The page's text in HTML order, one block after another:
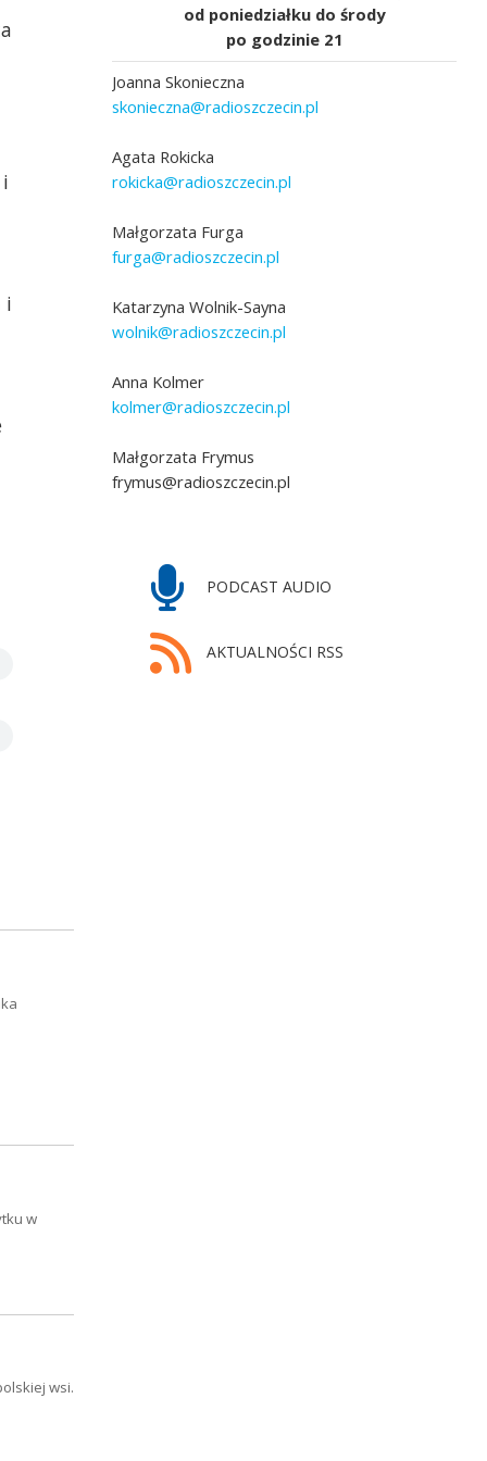
i
od poniedziałku do środy
po godzinie 21
Joanna Skonieczna
skonieczna@radioszczecin.pl
Agata Rokicka
rokicka@radioszczecin.pl
Małgorzata Furga
furga@radioszczecin.pl
Katarzyna Wolnik-Sayna
wolnik@radioszczecin.pl
Anna Kolmer
kolmer@radioszczecin.pl
Małgorzata Frymus
frymus@radioszczecin.pl
PODCAST AUDIO
AKTUALNOŚCI RSS
w
wsi.